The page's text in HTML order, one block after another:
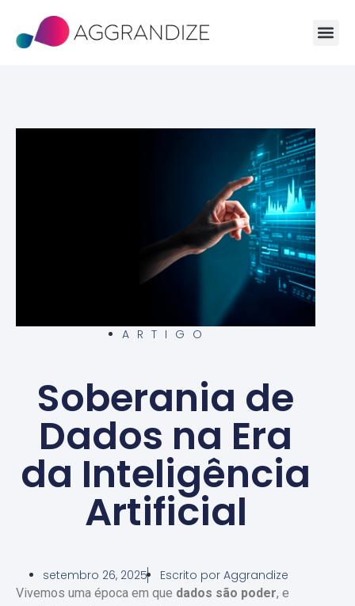
ARTIGO
Soberania de
Dados na Era
da Inteligência
Artificial
setembro 26, 2025 Escrito por Aggrandize
Vivemos uma época em que dados são poder, e